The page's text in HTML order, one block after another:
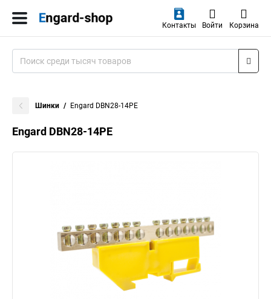
Контакты Войти Корзина
Шинки Engard DBN28-14PE
Engard DBN28-14PE